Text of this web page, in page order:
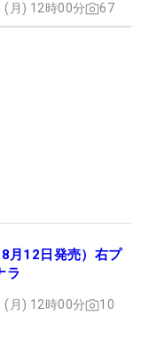
(月) 12時00分 67
月12日発売）右プ
ラ
(月) 12時00分 10